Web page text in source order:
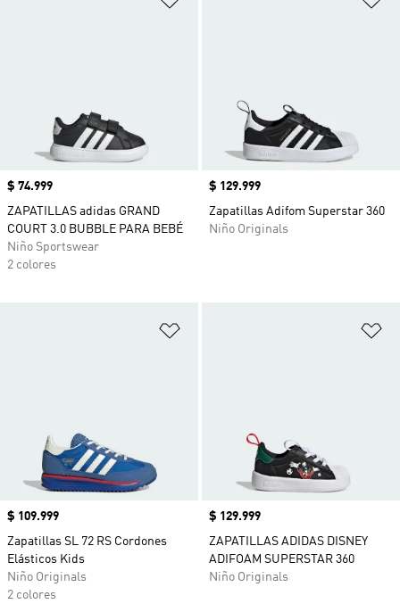
Precio
$ 74.999
ZAPATILLAS adidas GRAND
COURT 3.0 BUBBLE PARA BEBÉ
Niño Sportswear
2 colores
Precio
$ 129.999
Zapatillas Adifom Superstar 360
Niño Originals
Precio
$ 109.999
Zapatillas SL 72 RS Cordones
Elásticos Kids
Niño Originals
2 colores
Precio
$ 129.999
ZAPATILLAS ADIDAS DISNEY
ADIFOAM SUPERSTAR 360
Niño Originals